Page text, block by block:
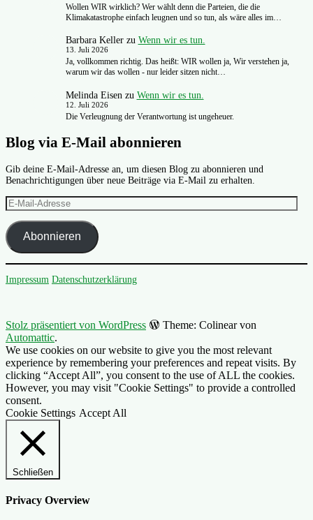
Wollen WIR wirklich? Wer wählt denn die Parteien, die die
Klimakatastrophe einfach leugnen und so tun, als wäre alles im…
Barbara Kellerzu Wenn wir es tun.
13. Juli 2026
Ja, vollkommen richtig. Das heißt: WIR wollen ja, Wir verstehen ja,
warum wir das wollen - nur leider sitzen nicht…
Melinda Eisen zu Wenn wir es tun.
12. Juli 2026
Die Verleugnung der Verantwortung ist ungeheuer.
Blog via E-Mail abonnieren
Gib deine E-Mail-Adresse an, um diesen Blog zu abonnieren und
Benachrichtigungen über neue Beiträge via E-Mail zu erhalten.
E-
Mail-
Adresse
Abonnieren
Impressum Datenschutzerklärung
Stolz präsentiert von WordPress
Theme: Colinear von
Automattic.
We use cookies on our website to give you the most relevant
experience by remembering your preferences and repeat visits. By
clicking “Accept All”, you consent to the use of ALL the cookies.
However, you may visit "Cookie Settings" to provide a controlled
consent.
Cookie Settings Accept All
Schließen
Privacy Overview